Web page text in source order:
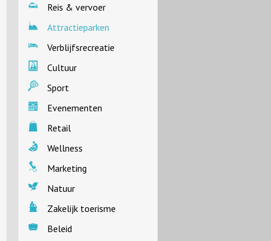
Reis & vervoer
Attractieparken
Verblijfsrecreatie
Cultuur
Sport
Evenementen
Retail
Wellness
Marketing
Natuur
Zakelijk toerisme
Beleid